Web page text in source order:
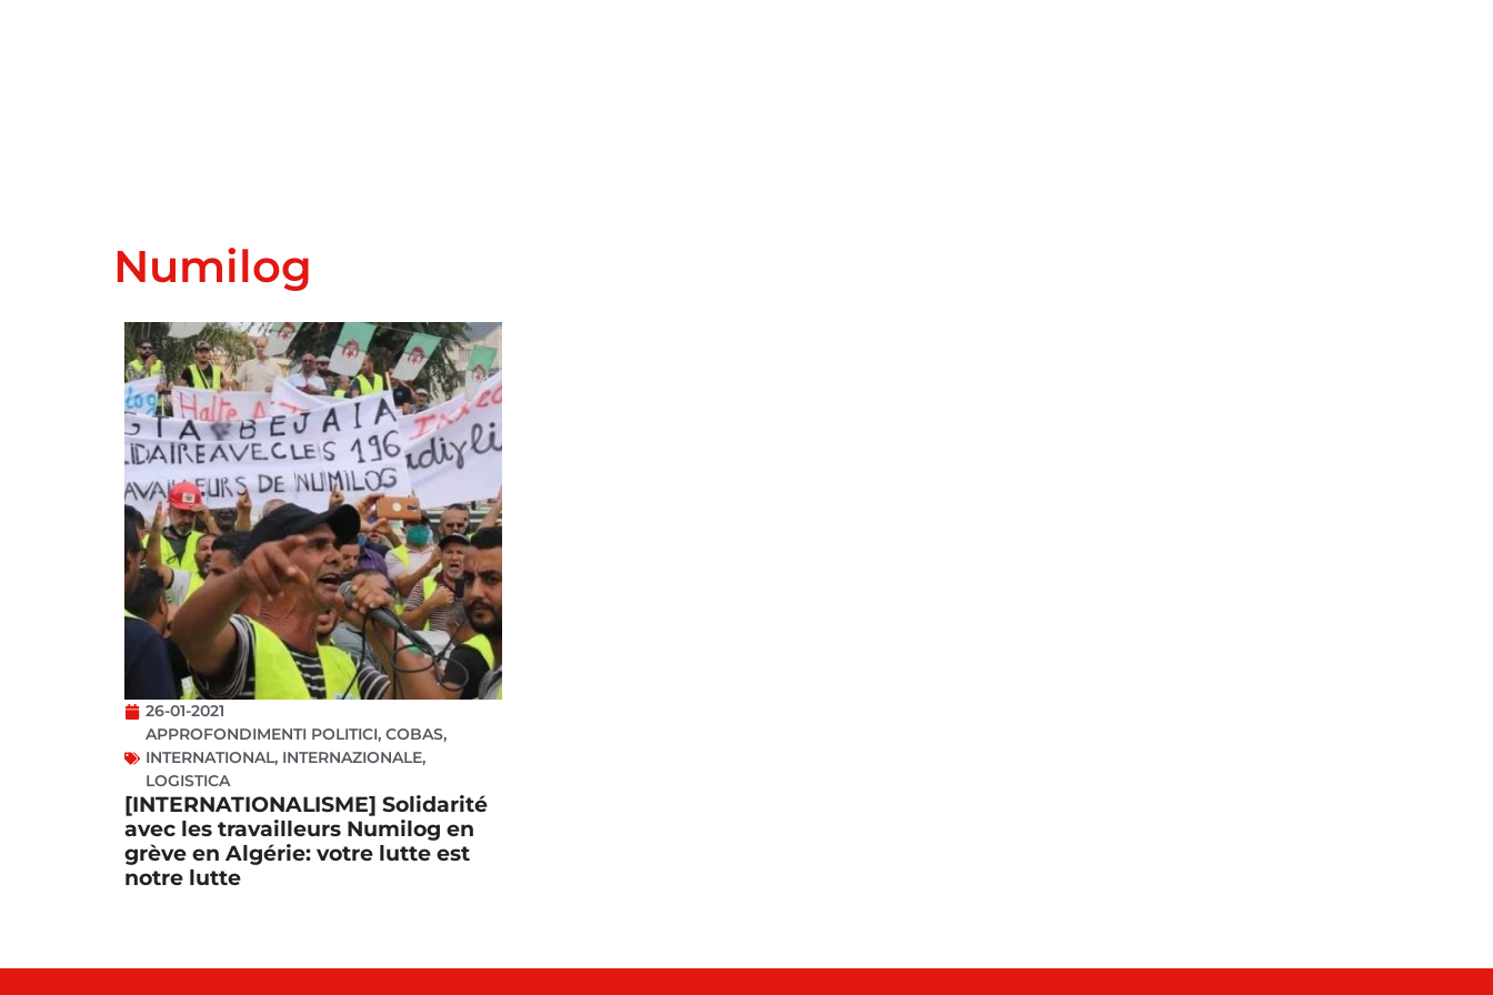
Numilog
26-01-2021
APPROFONDIMENTI POLITICI, COBAS,
INTERNATIONAL, INTERNAZIONALE,
LOGISTICA
[INTERNATIONALISME] Solidarité
avec les travailleurs Numilog en
grève en Algérie: votre lutte est
notre lutte